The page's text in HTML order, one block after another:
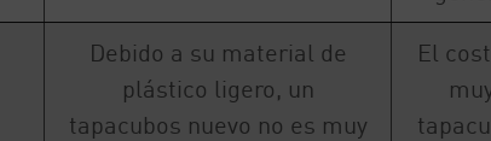
Debido a su material de
plástico ligero, un
tapacubos nuevo no es muy
El